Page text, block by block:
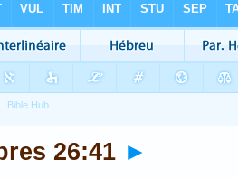
26:41 ►